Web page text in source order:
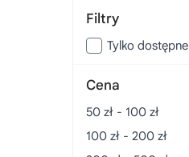
Filtry
Tylko dostępne
Cena
50 zł - 100 zł
100 zł - 200 zł